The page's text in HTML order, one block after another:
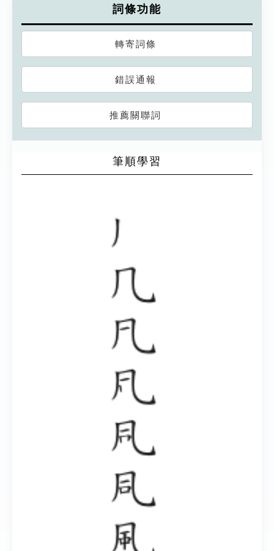
詞條功能
轉寄詞條
錯誤通報
推薦關聯詞
筆順學習